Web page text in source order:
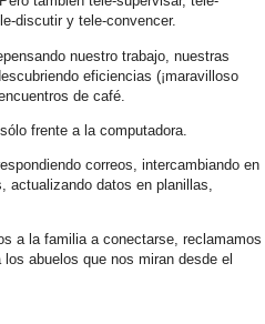
discutir y tele-convencer.
nuestro trabajo, nuestras
eficiencias (¡maravilloso
de café.
frente a la computadora.
correos, intercambiando en
actualizando datos en planillas,
a la familia a conectarse, reclamamos
abuelos que nos miran desde el